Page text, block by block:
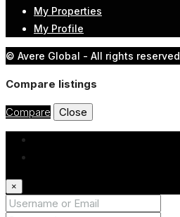
My Properties
My Profile
© Avere Global - All rights reserved
Compare listings
Compare Close
×